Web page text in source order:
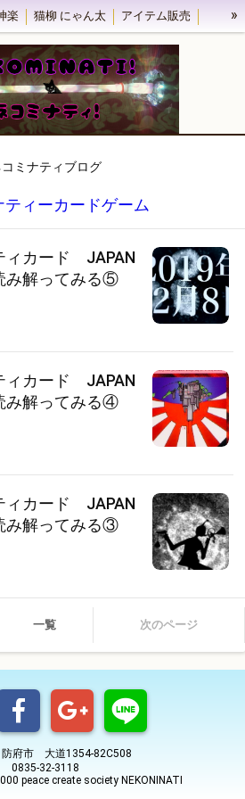
楽 猫柳 にゃん太 アイテム販売
浜田市田の浦海水浴場 海の家民宿うめや
»
コミナティブログ
ティーカードゲーム
ィカード JAPAN
み解ってみる⑤
ィカード JAPAN
み解ってみる④
ィカード JAPAN
み解ってみる③
一覧 次のページ
府市 大道1354-82C508
0835-32-3118
peace create society NEKONINATI